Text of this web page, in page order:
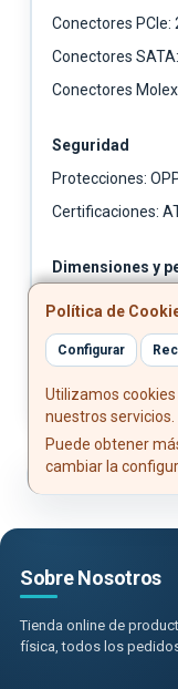
Conectores PCIe:
Conectores
Conectores
Seguridad
Protecciones:
Certificaciones:
Dimensiones y
Peso: 1500 g
Política de
Configurar
Utilizamos
nuestros servicios.
Puede obtener
cambiar la
Sobre Nosotros
Tienda online de
física, todos los